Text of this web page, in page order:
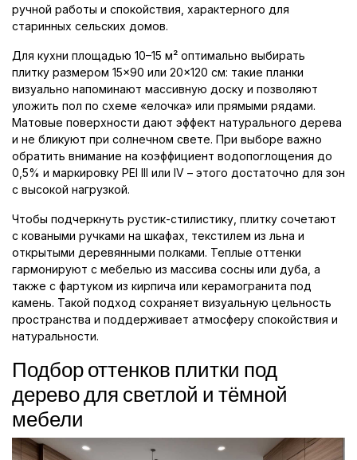
ручной работы и спокойствия, характерного для
старинных сельских домов.
Для кухни площадью 10–15 м² оптимально выбирать
плитку размером 15×90 или 20×120 см: такие планки
визуально напоминают массивную доску и позволяют
уложить пол по схеме «елочка» или прямыми рядами.
Матовые поверхности дают эффект натурального дерева
и не бликуют при солнечном свете. При выборе важно
обратить внимание на коэффициент водопоглощения до
0,5% и маркировку PEI III или IV – этого достаточно для зон
с высокой нагрузкой.
Чтобы подчеркнуть рустик-стилистику, плитку сочетают
с коваными ручками на шкафах, текстилем из льна и
открытыми деревянными полками. Теплые оттенки
гармонируют с мебелью из массива сосны или дуба, а
также с фартуком из кирпича или керамогранита под
камень. Такой подход сохраняет визуальную цельность
пространства и поддерживает атмосферу спокойствия и
натуральности.
Подбор оттенков плитки под
дерево для светлой и тёмной
мебели